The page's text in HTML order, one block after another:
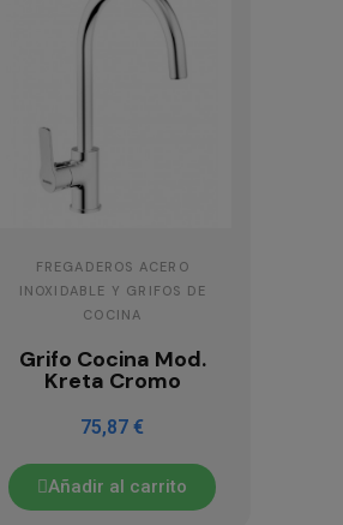
FREGADEROS ACERO
INOXIDABLE Y GRIFOS DE
COCINA
Grifo Cocina Mod.
Kreta Cromo
75,87 €
Añadir al carrito